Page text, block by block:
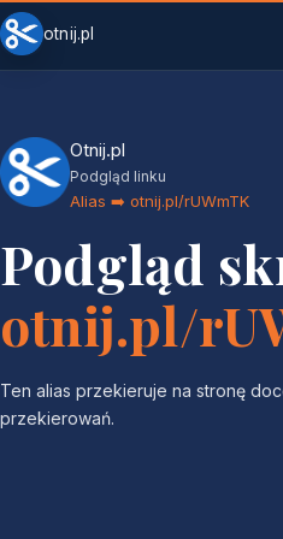
otnij.pl
Otnij.pl
Podgląd linku
Alias ➡️ otnij.pl/rUWmTK
Podgląd
otnij.pl/
Ten alias przekieruje na stronę
przekierowań.